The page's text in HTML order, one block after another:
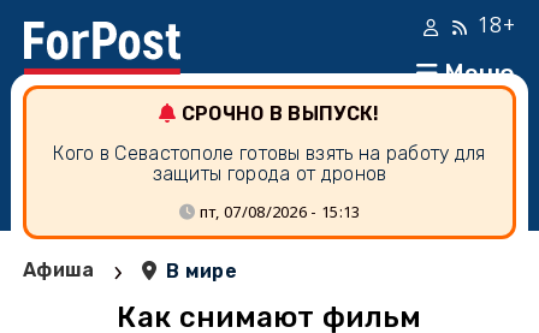
Меню
18+
СРОЧНО В ВЫПУСК!
Кого в Севастополе готовы взять на работу для
защиты города от дронов
пт, 07/08/2026 - 15:13
Афиша › В мире
Как снимают фильм